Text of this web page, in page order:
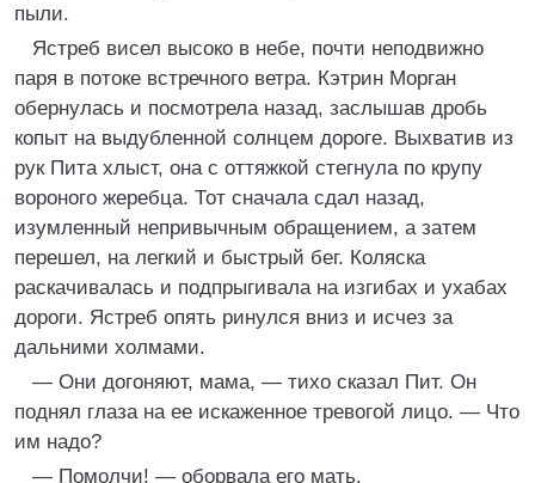
пыли.
Ястреб висел высоко в небе, почти неподвижно
паря в потоке встречного ветра. Кэтрин Морган
обернулась и посмотрела назад, заслышав дробь
копыт на выдубленной солнцем дороге. Выхватив из
рук Пита хлыст, она с оттяжкой стегнула по крупу
вороного жеребца. Тот сначала сдал назад,
изумленный непривычным обращением, а затем
перешел, на легкий и быстрый бег. Коляска
раскачивалась и подпрыгивала на изгибах и ухабах
дороги. Ястреб опять ринулся вниз и исчез за
дальними холмами.
— Они догоняют, мама, — тихо сказал Пит. Он
поднял глаза на ее искаженное тревогой лицо. — Что
им надо?
— Помолчи! — оборвала его мать.